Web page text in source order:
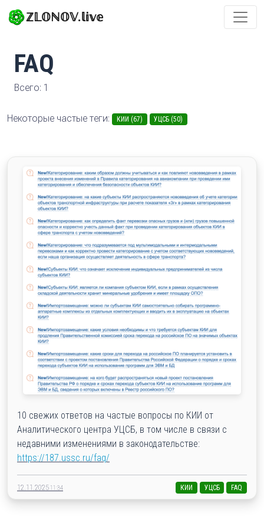
ℤ𝕃𝕆ℕ𝕆𝕍.𝕝𝕚𝕧𝕖
FAQ
Всего: 1
Некоторые частые теги: КИИ (67) УЦСБ (50)
10 свежих ответов на частые вопросы по КИИ от
Аналитического центра УЦСБ, в том числе в связи с
недавними изменениями в законодательстве:
https://187.ussc.ru/faq/
12.11.2025 11:34 КИИ УЦСБ FAQ